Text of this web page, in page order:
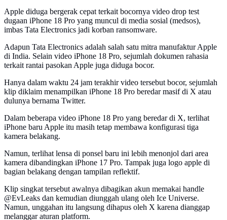
Apple diduga bergerak cepat terkait bocornya video drop test
dugaan iPhone 18 Pro yang muncul di media sosial (medsos),
imbas Tata Electronics jadi korban ransomware.
Adapun Tata Electronics adalah salah satu mitra manufaktur Apple
di India. Selain video iPhone 18 Pro, sejumlah dokumen rahasia
terkait rantai pasokan Apple juga diduga bocor.
Hanya dalam waktu 24 jam terakhir video tersebut bocor, sejumlah
klip diklaim menampilkan iPhone 18 Pro beredar masif di X atau
dulunya bernama Twitter.
Dalam beberapa video iPhone 18 Pro yang beredar di X, terlihat
iPhone baru Apple itu masih tetap membawa konfigurasi tiga
kamera belakang.
Namun, terlihat lensa di ponsel baru ini lebih menonjol dari area
kamera dibandingkan iPhone 17 Pro. Tampak juga logo apple di
bagian belakang dengan tampilan reflektif.
Klip singkat tersebut awalnya dibagikan akun memakai handle
@EvLeaks dan kemudian diunggah ulang oleh Ice Universe.
Namun, unggahan itu langsung dihapus oleh X karena dianggap
melanggar aturan platform.